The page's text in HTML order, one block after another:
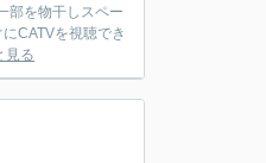
部を物干しスペー
CATVを視聴でき
見る